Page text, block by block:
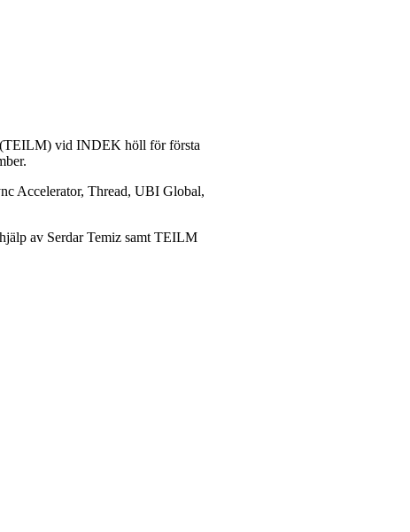
(TEILM) vid INDEK höll för första
Accelerator, Thread, UBI Global,
av Serdar Temiz samt TEILM